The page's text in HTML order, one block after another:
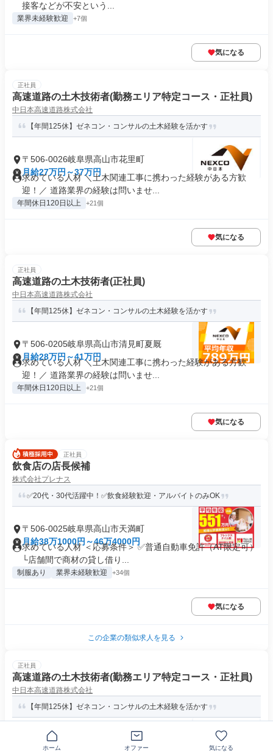
接客などが不安という...
業界未経験歓迎 +7個
気になる
正社員
高速道路の土木技術者(勤務エリア特定コース・正社員)
中日本高速道路株式会社
【年間125休】ゼネコン・コンサルの土木経験を活かす
〒506-0026岐阜県高山市花里町
月給27万円～37万円
求めている人材 ＼土木関連工事に携わった経験がある方歓
迎！／ 道路業界の経験は問いませ...
年間休日120日以上 +21個
気になる
正社員
高速道路の土木技術者(正社員)
中日本高速道路株式会社
【年間125休】ゼネコン・コンサルの土木経験を活かす
〒506-0205岐阜県高山市清見町夏厩
月給28万円～41万円
求めている人材 ＼土木関連工事に携わった経験がある方歓
迎！／ 道路業界の経験は問いませ...
年間休日120日以上 +21個
気になる
正社員
飲食店の店長候補
株式会社プレナス
✅20代・30代活躍中！✅飲食経験歓迎・アルバイトのみOK
〒506-0025岐阜県高山市天満町
月給38万1000円～46万4000円
求めている人材 ＜応募条件＞ ✅普通自動車免許（AT限定可）
└店舗間で商材の貸し借り...
制服あり 業界未経験歓迎 +34個
気になる
この企業の類似求人を見る
正社員
高速道路の土木技術者(勤務エリア特定コース・正社員)
中日本高速道路株式会社
【年間125休】ゼネコン・コンサルの土木経験を活かす
〒506-0205岐阜県高山市清見町夏厩
月給27万円～37万円
ホーム オファー 気になる